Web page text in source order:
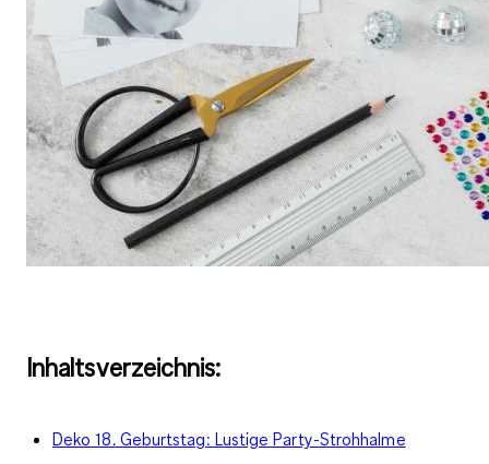
Inhaltsverzeichnis:
Deko 18. Geburtstag: Lustige Party-Strohhalme